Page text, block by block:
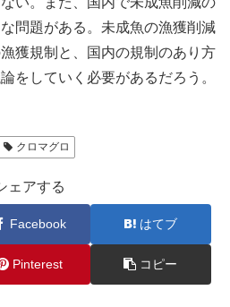
問題がある。未成魚の漁獲削減
獲規制と、国内の規制のあり方
をしていく必要があるだろう。
クロマグロ
ェアする
Facebook はてブ
Pinterest コピー